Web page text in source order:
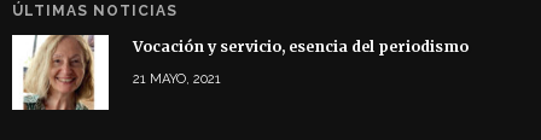
ÚLTIMAS NOTICIAS
Vocación y servicio, esencia del periodismo
21 MAYO, 2021